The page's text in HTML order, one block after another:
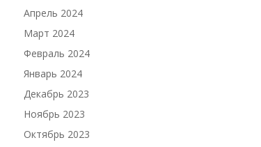
Апрель 2024
Март 2024
Февраль 2024
Январь 2024
Декабрь 2023
Ноябрь 2023
Октябрь 2023